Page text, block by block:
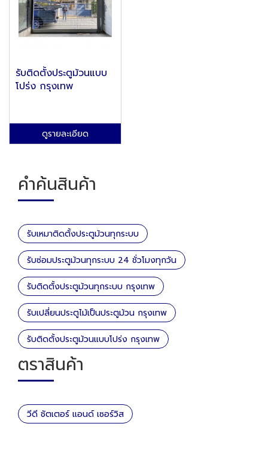
รับติดตั้งประตูม้วนแบบ
โปร่ง กรุงเทพ
ดูรายละเอียด
คำค้นสินค้า
รับเหมาติดตั้งประตูม้วนทุกระบบ
รับซ่อมประตูม้วนทุกระบบ 24 ชั่วโมงทุกวัน
รับติดตั้งประตูม้วนทุกระบบ กรุงเทพ
รับเปลี่ยนประตูไม้เป็นประตูม้วน กรุงเทพ
รับติดตั้งประตูม้วนแบบโปร่ง กรุงเทพ
ตราสินค้า
วีดี ชัตเตอร์ แอนด์ เซอร์วิส